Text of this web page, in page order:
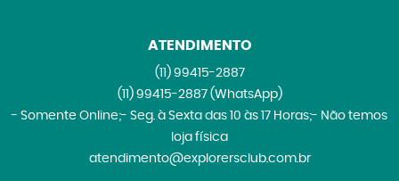
ATENDIMENTO
(11)99415-2887
(11)99415-2887 (WhatsApp)
- Somente Online;- Seg. à Sexta das 10 às 17 Horas;- Não temos
loja física
atendimento@explorersclub.com.br